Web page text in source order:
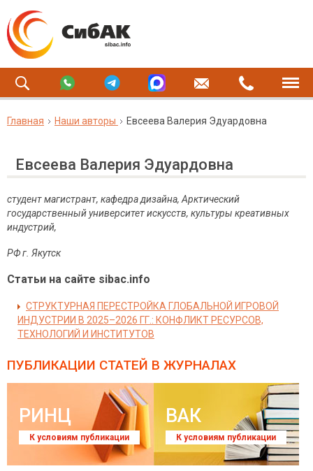
Главная Наши авторы Евсеева Валерия Эдуардовна
Евсеева Валерия Эдуардовна
студент магистрант, кафедра дизайна, Арктический
государственный университет искусств, культуры креативных
индустрий,
РФ г. Якутск
Статьи на сайте sibac.info
СТРУКТУРНАЯ ПЕРЕСТРОЙКА ГЛОБАЛЬНОЙ ИГРОВОЙ
ИНДУСТРИИ В 2025–2026 ГГ.: КОНФЛИКТ РЕСУРСОВ,
ТЕХНОЛОГИЙ И ИНСТИТУТОВ
ПУБЛИКАЦИИ СТАТЕЙ В ЖУРНАЛАХ
РИНЦ
К условиям публикации
ВАК
К условиям публикации